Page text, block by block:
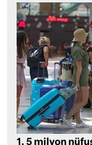
1, 5 milyon